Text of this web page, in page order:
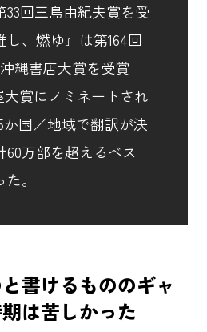
33回三島由紀夫賞を受
し、燃ゆ』は第164回
縄書店大賞を受賞
大賞にノミネートされ
か国／地域で翻訳が決
60万部を超えるベス
。
書けるもののギャ
は苦しかった